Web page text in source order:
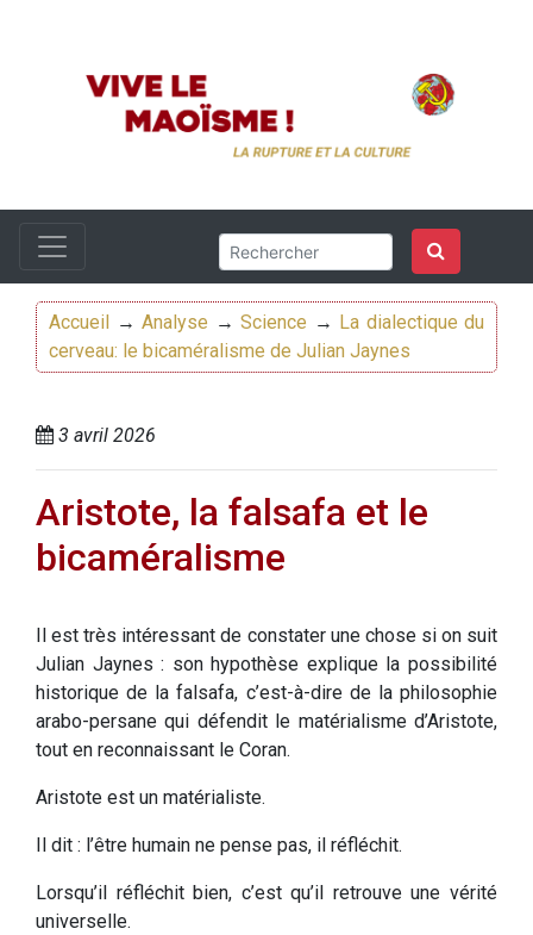
Accueil → Analyse → Science → La dialectique du
cerveau: le bicaméralisme de Julian Jaynes
3 avril 2026
Aristote, la falsafa et le
bicaméralisme
Il est très intéressant de constater une chose si on suit
Julian Jaynes : son hypothèse explique la possibilité
historique de la falsafa, c’est-à-dire de la philosophie
arabo-persane qui défendit le matérialisme d’Aristote,
tout en reconnaissant le Coran.
Aristote est un matérialiste.
Il dit : l’être humain ne pense pas, il réfléchit.
Lorsqu’il réfléchit bien, c’est qu’il retrouve une vérité
universelle.